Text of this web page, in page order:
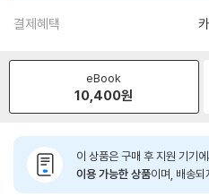
결제혜택
eBook
10,400원
이 상품은 구매 후 지원 기기에
이용 가능한 상품이며, 배송되